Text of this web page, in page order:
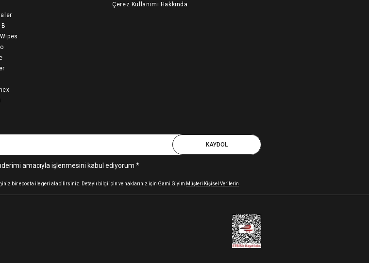
Çerez Kullanımı Hakkında
KAYDOL
amacıyla işlenmesini kabul ediyorum *
bir eposta ile geri alabilirsiniz. Detaylı bilgi için ve haklarınız için Gami Giyim Müşteri Kişisel Verilerin